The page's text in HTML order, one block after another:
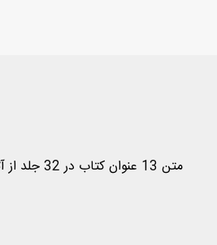
متن 13 عنوان کتاب در 32 جلد از آثار مرحوم آیت‌الله المعظم آقای حاج آقا علی صافی گلپایگانی(نورالله مرقده) در موضوع: فقه، اصول فقه، احکام و مناسک شرعی